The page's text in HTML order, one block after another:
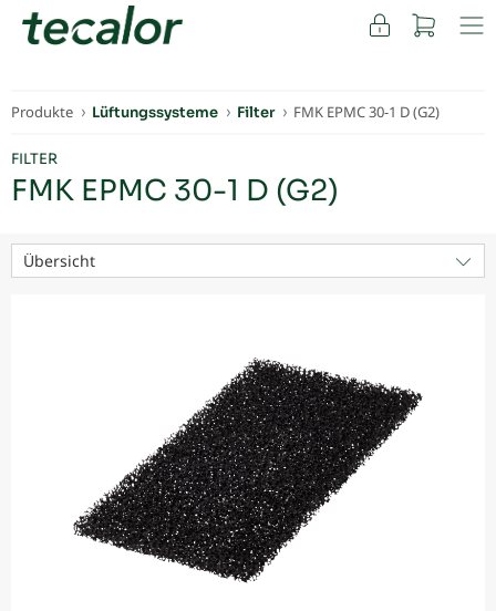
FACHKUNDEN
Produkte Lüftungssysteme Filter FMK EPMC 30-1 D (G2)
FILTER
FMK EPMC 30-1 D (G2)
Übersicht